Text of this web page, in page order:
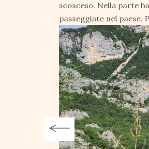
scosceso. Nella parte
passeggiate nel